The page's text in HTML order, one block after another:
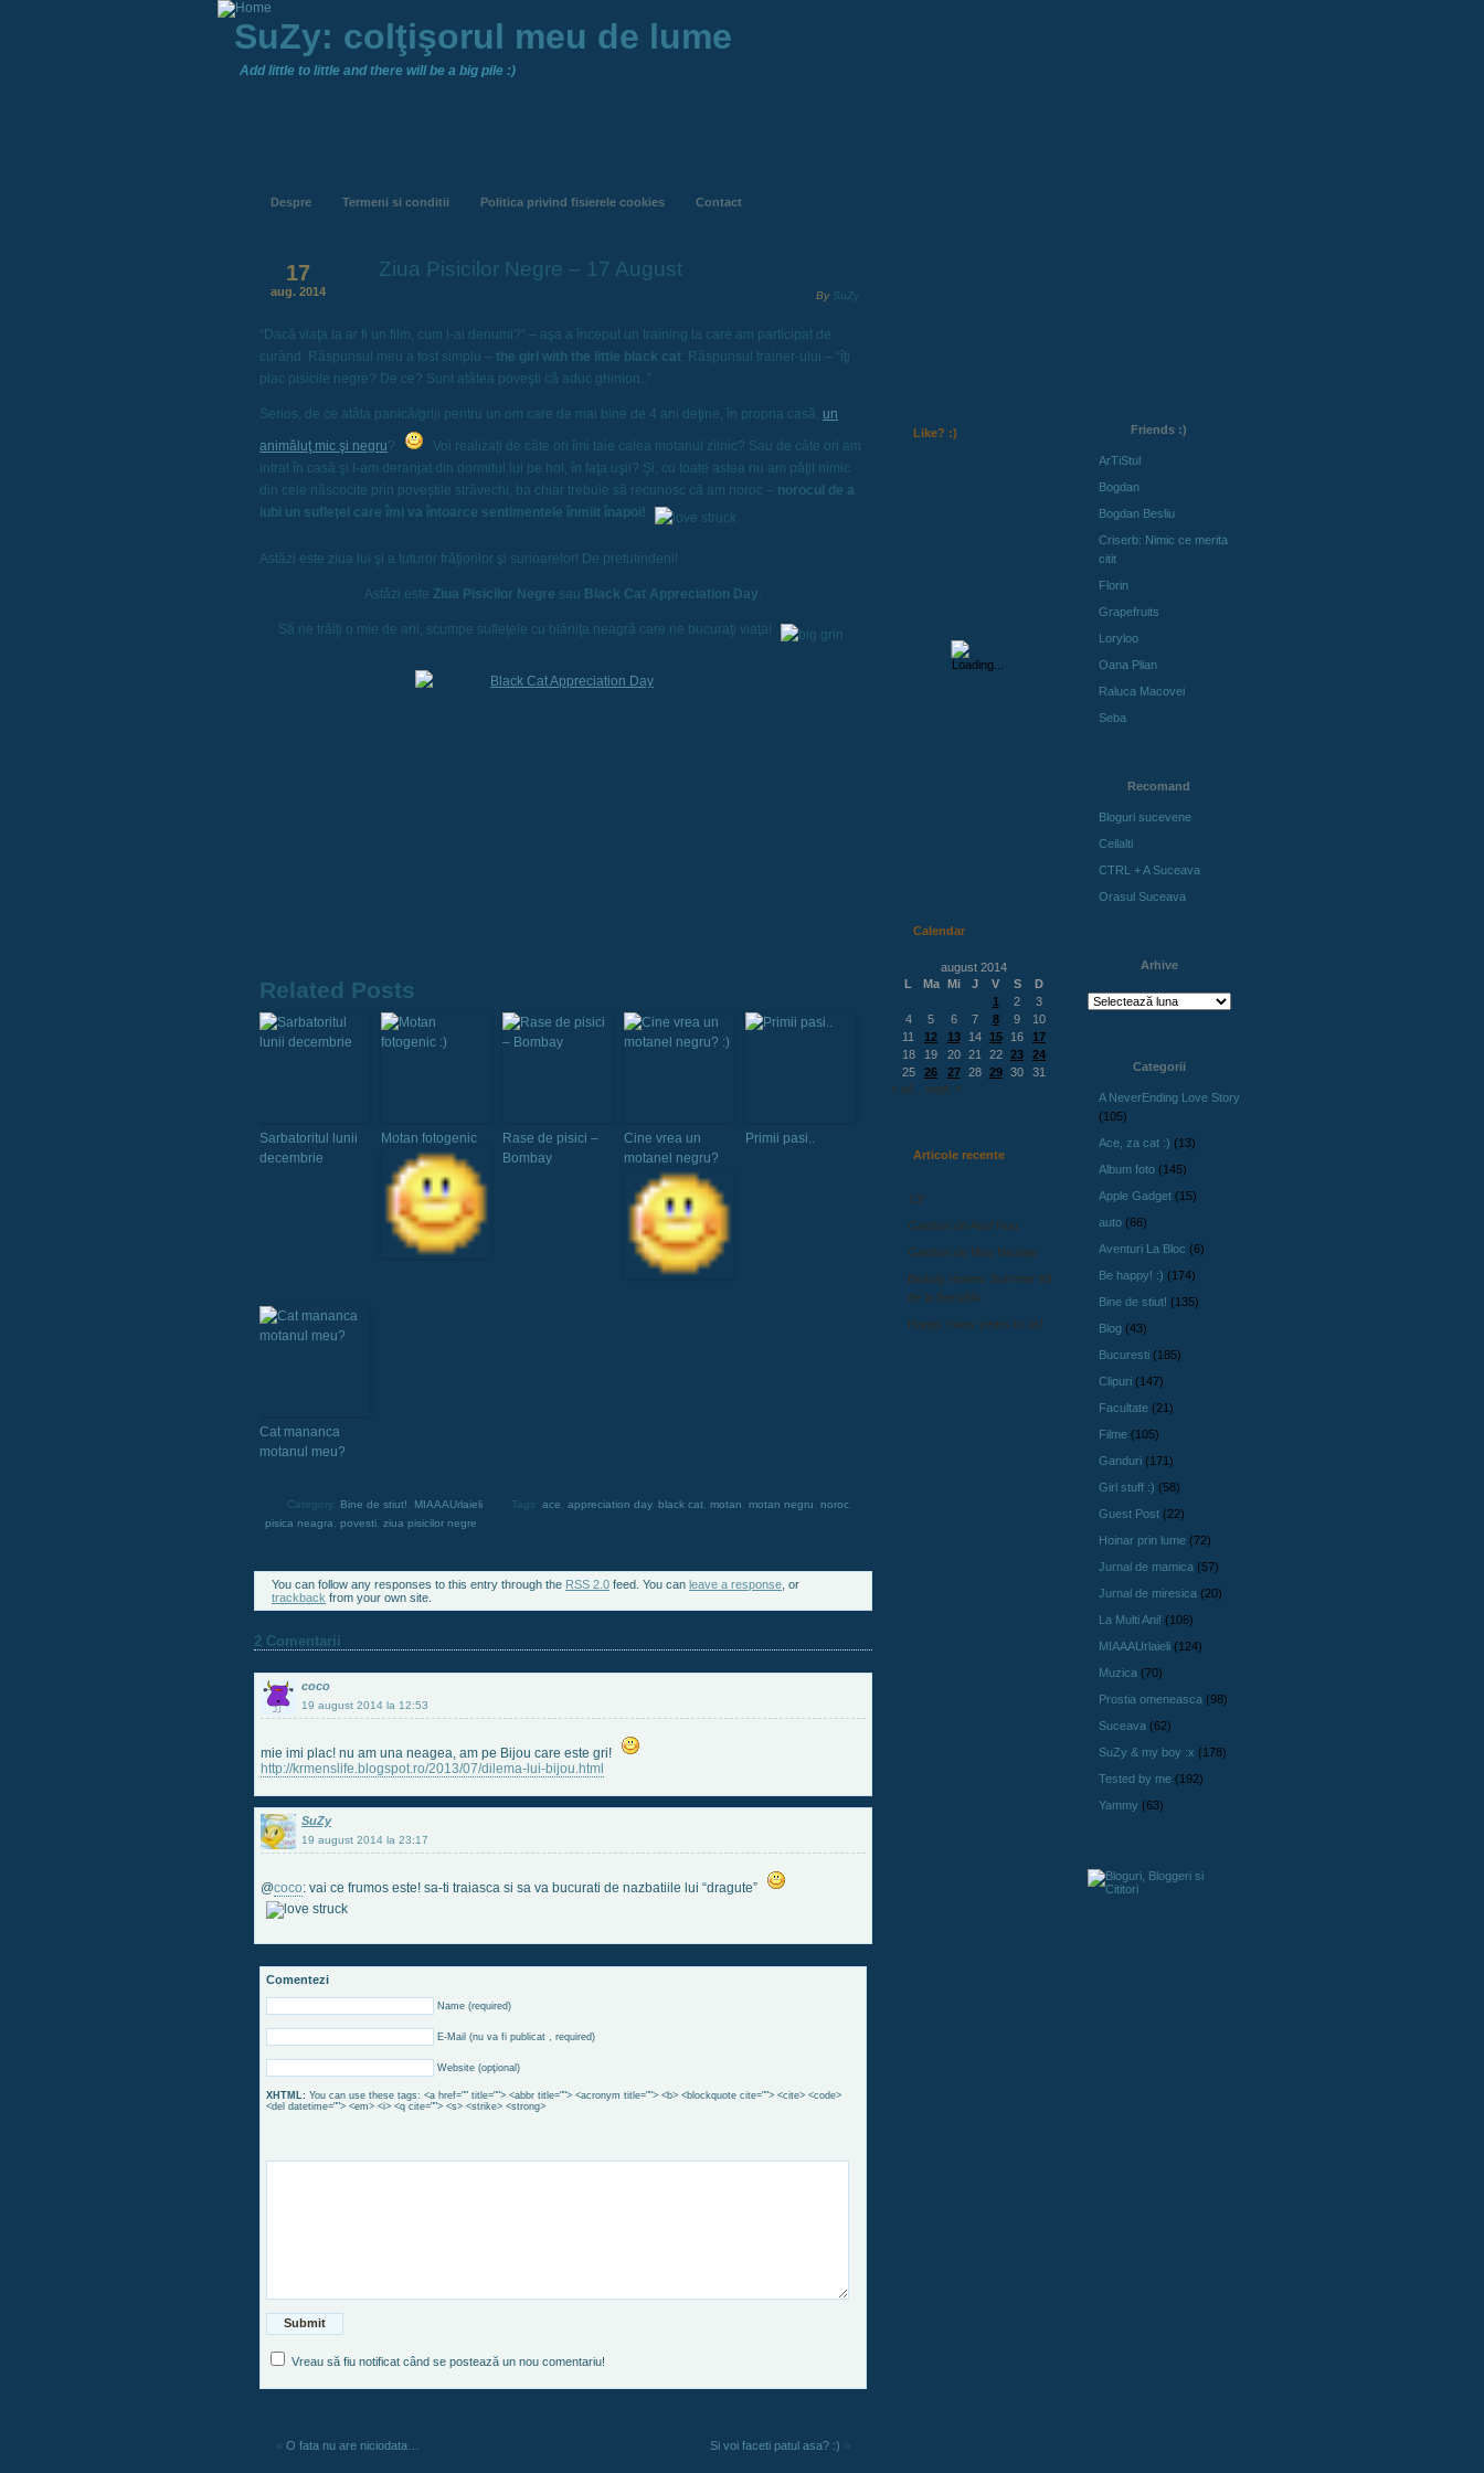
SuZy: colţişorul meu de lume
Add little to little and there will be a big pile :)
Despre Termeni si conditii Politica privind fisierele cookies Contact
17
aug. 2014
Ziua Pisicilor Negre – 17 August
By SuZy
“Dacă viaţa ta ar fi un film, cum l-ai denumi?” – aşa a început un training la care am participat de
curând. Răspunsul meu a fost simplu – the girl with the little black cat. Răspunsul trainer-ului – “îţi
plac pisicile negre? De ce? Sunt atâtea poveşti că aduc ghinion..”
Serios, de ce atâta panică/griji pentru un om care de mai bine de 4 ani deţine, în propria casă, un
animăluţ mic şi negru?
Voi realizaţi de câte ori îmi taie calea motanul zilnic? Sau de câte ori am
intrat în casă şi l-am deranjat din dormitul lui pe hol, în faţa uşii? Şi, cu toate astea nu am păţit nimic
din cele născocite prin poveştile străvechi, ba chiar trebuie să recunosc că am noroc – norocul de a
iubi un sufleţel care îmi va întoarce sentimentele înmiit înapoi!
Astăzi este ziua lui şi a tuturor frăţiorilor şi surioarelor! De pretutindeni!
Astăzi este Ziua Pisicilor Negre sau Black Cat Appreciation Day.
Să ne trăiţi o mie de ani, scumpe sufleţele cu blăniţa neagră care ne bucuraţi viaţa!
Related Posts
Sarbatoritul lunii
decembrie
Motan fotogenic
Rase de pisici –
Bombay
Cine vrea un
motanel negru?
Primii pasi..
Cat mananca
motanul meu?
Category: Bine de stiut! MIAAAUrlaieli Tags: ace appreciation day, black cat motan motan negru noroc
pisica neagra
povesti ziua pisicilor negre
You can follow any responses to this entry through the RSS 2.0 feed. You can leave a response , or
trackback from your own site.
2 Comentarii
coco
19 august 2014 la 12:53
mie imi plac! nu am una neagea, am pe Bijou care este gri!
http://krmenslife.blogspot.ro/2013/07/dilema-lui-bijou.html
SuZy
19 august 2014 la 23:17
@coco: vai ce frumos este! sa-ti traiasca si sa va bucurati de nazbatiile lui “dragute”
Comentezi
Name (required)
E-Mail (nu va fi publicat , required)
Website (opţional)
XHTML: You can use these tags: <a href="" title=""> <abbr title=""> <acronym title=""> <b> <blockquote cite=""> <cite> <code>
<del datetime=""> <em> <i> <q cite=""> <s> <strike> <strong>
Vreau să fiu notificat când se postează un nou comentariu!
« O fata nu are niciodata… Si voi faceti patul asa? :) »
Like? :)
Calendar
august 2014
L
Ma Mi J V S
D
1
2
3
4
5 6 7 8 9
10
11
12 13 14 15 16
17
18
19 20 21 22 23
24
25
26 27 28 29 30
31
« iul.
sept. »
Articole recente
13!
Ganduri de Anul Nou
Ganduri de Mos Nicolae
Beauty review: Summer Kit
de la Sensiblu
Happy many years to us!
Friends :)
ArTiStul
Bogdan
Bogdan Besliu
Criserb: Nimic ce merita
citit
Florin
Grapefruits
Loryloo
Oana Plian
Raluca Macovei
Seba
Recomand
Bloguri sucevene
Ceilalti
CTRL + A Suceava
Orasul Suceava
Arhive
Categorii
A NeverEnding Love Story
(105)
Ace, za cat :) (13)
Album foto (145)
Apple Gadget (15)
auto (66)
Aventuri La Bloc (6)
Be happy! :) (174)
Bine de stiut! (135)
Blog (43)
Bucuresti (185)
Clipuri (147)
Facultate (21)
Filme (105)
Ganduri (171)
Girl stuff :) (58)
Guest Post (22)
Hoinar prin lume (72)
Jurnal de mamica (57)
Jurnal de miresica (20)
La Multi Ani! (106)
MIAAAUrlaieli (124)
Muzica (70)
Prostia omeneasca (98)
Suceava (62)
SuZy & my boy :x (178)
Tested by me (192)
Yammy (63)